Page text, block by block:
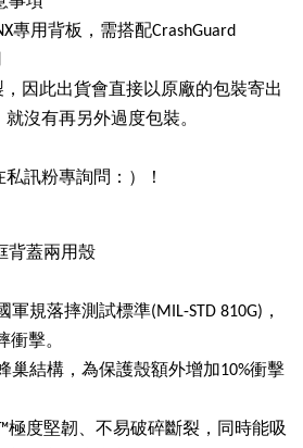
專用背板，需搭配CrashGuard
因此出貨會直接以原廠的包裝寄出
就沒有再另外過度包裝。
訊粉專詢問：）！
背蓋兩用殼
規落摔測試標準(MIL-STD 810G)，
衝擊。
巢結構，為保護殼額外增加10%衝擊
極度堅韌、不易破碎斷裂，同時能吸